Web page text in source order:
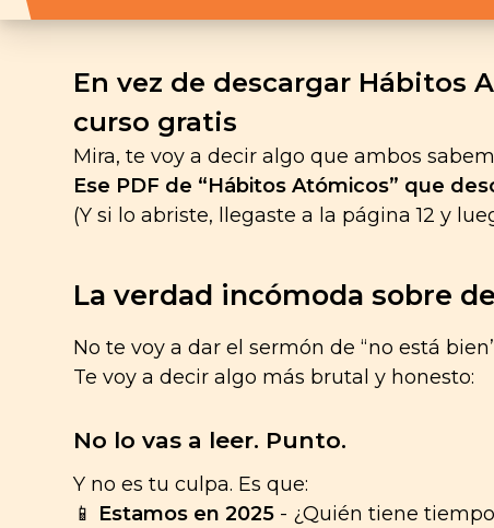
En vez de descargar Hábitos
curso gratis
Mira, te voy a decir algo que ambos
Ese PDF de “Hábitos Atómicos” que
(Y si lo abriste, llegaste a la página 12 y
La verdad incómoda sobre
No te voy a dar el sermón de “no está
Te voy a decir algo más brutal y honesto:
No lo vas a leer. Punto.
Y no es tu culpa. Es que:
📱 Estamos en 2025 - ¿Quién tiene